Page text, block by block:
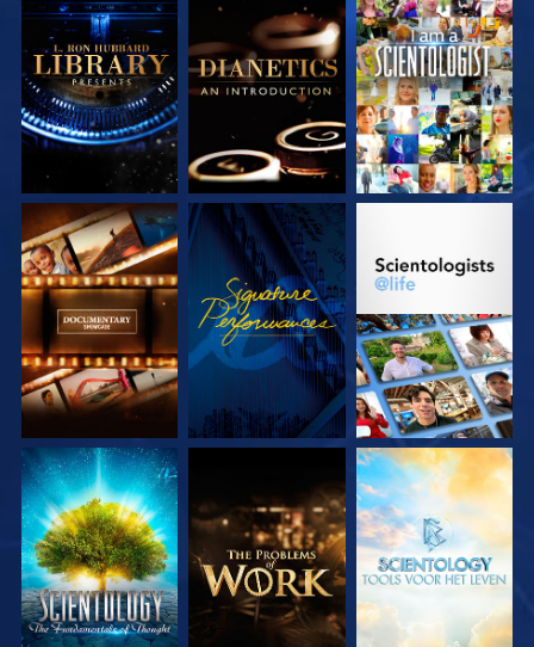
VERKEN DE SERIE VERKEN DE SERIE KIJK
VERKEN DE SERIE KIJK VERKEN DE SERIE
VERKEN DE SERIE VERKEN DE SERIE VERKEN DE SERIE